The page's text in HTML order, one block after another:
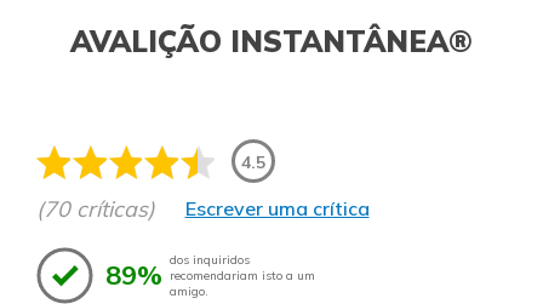
AVALIÇÃO INSTANTÂNEA®
4.5
(70 críticas) Escrever uma crítica
89% dos inquiridos
recomendariam isto a um
amigo.